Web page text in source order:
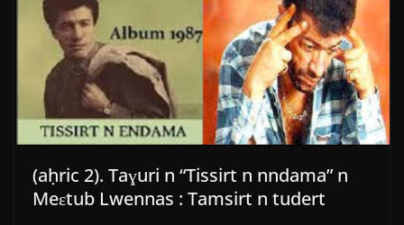
(aḥric 2). Taɣuri n “Tissirt n nndama” n
Meɛtub Lwennas : Tamsirt n tudert